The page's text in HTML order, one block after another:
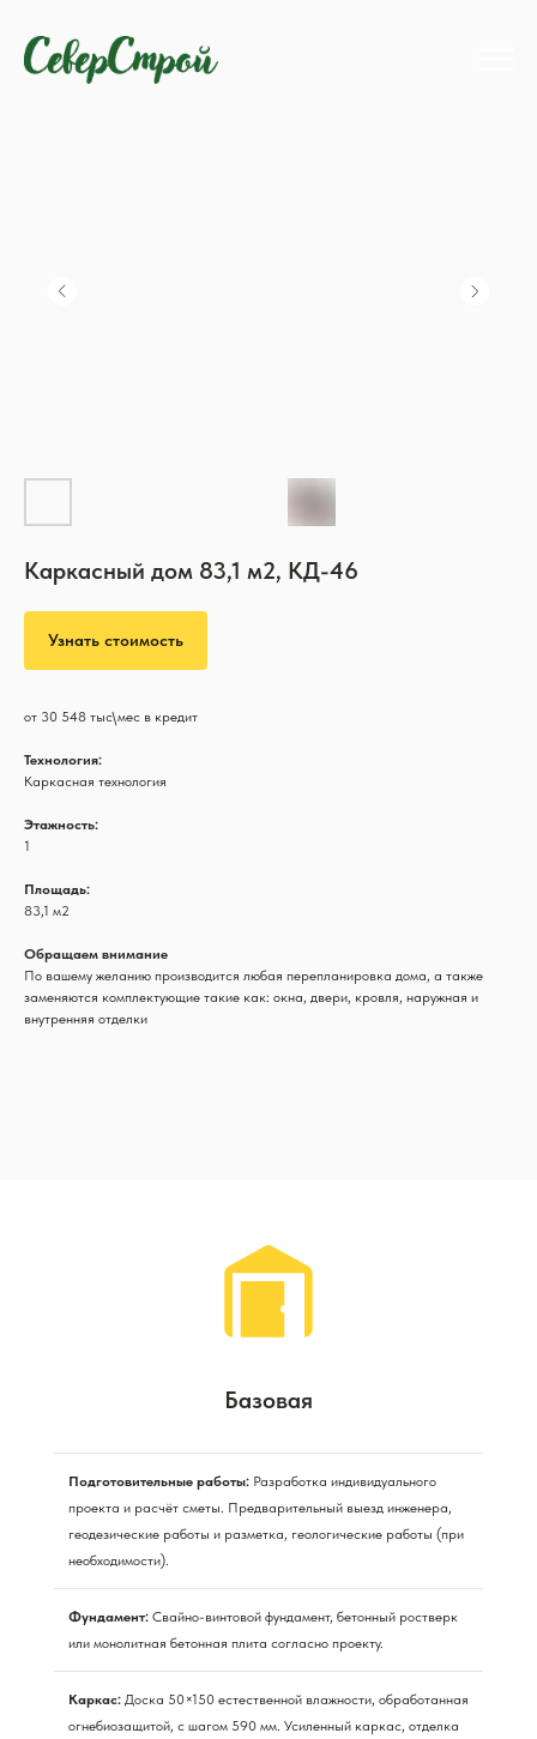
Каркасный дом 83,1 м2, КД-46
Узнать стоимость
от 30 548 тыс\мес в кредит
Технология:
Каркасная технология
Этажность:
1
Площадь:
83,1 м2
Обращаем внимание
По вашему желанию производится любая перепланировка дома, а также
заменяются комплектующие такие как: окна, двери, кровля, наружная и
внутренняя отделки
Базовая
Подготовительные работы: Разработка индивидуального
проекта и расчёт сметы. Предварительный выезд инженера,
геодезические работы и разметка, геологические работы (при
необходимости).
Фундамент: Свайно-винтовой фундамент, бетонный ростверк
или монолитная бетонная плита согласно проекту.
Каркас: Доска 50×150 естественной влажности, обработанная
огнебиозащитой, с шагом 590 мм. Усиленный каркас, отделка